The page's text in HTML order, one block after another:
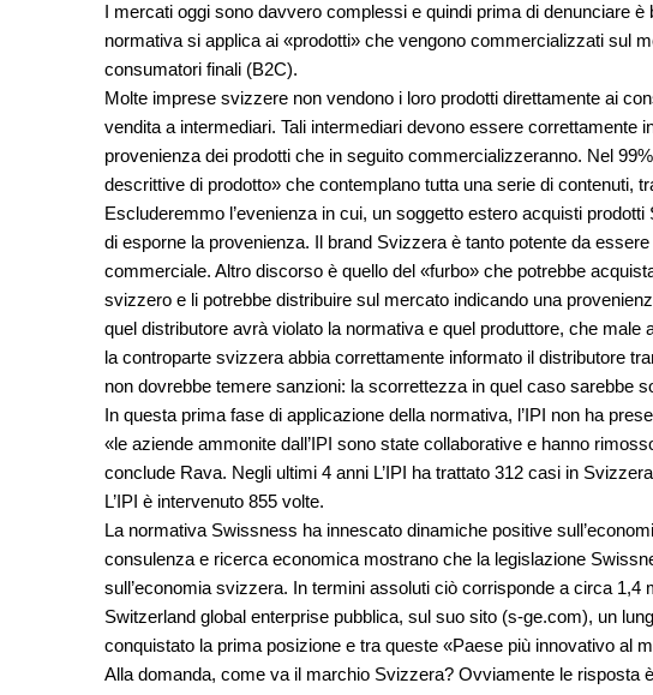
I mercati oggi sono davvero complessi e quindi prima di denunciare
normativa si applica ai «prodotti» che vengono commercializzati sul
consumatori finali (B2C).
Molte imprese svizzere non vendono i loro prodotti direttamente ai
vendita a intermediari. Tali intermediari devono essere correttamente
provenienza dei prodotti che in seguito commercializzeranno. Nel
descrittive di prodotto» che contemplano tutta una serie di contenuti,
Escluderemmo l’evenienza in cui, un soggetto estero acquisti
di esporne la provenienza. Il brand Svizzera è tanto potente da
commerciale. Altro discorso è quello del «furbo» che potrebbe
svizzero e li potrebbe distribuire sul mercato indicando una
quel distributore avrà violato la normativa e quel produttore, che
la controparte svizzera abbia correttamente informato il distributore
non dovrebbe temere sanzioni: la scorrettezza in quel caso sarebbe
In questa prima fase di applicazione della normativa, l’IPI non ha
«le aziende ammonite dall’IPI sono state collaborative e hanno
conclude Rava. Negli ultimi 4 anni L’IPI ha trattato 312 casi in
L’IPI è intervenuto 855 volte.
La normativa Swissness ha innescato dinamiche positive
consulenza e ricerca economica mostrano che la legislazione
sull’economia svizzera. In termini assoluti ciò corrisponde a circa 1,4
Switzerland global enterprise pubblica, sul suo sito (s-ge.com), un
conquistato la prima posizione e tra queste «Paese più innovativo al
Alla domanda, come va il marchio Svizzera? Ovviamente le risposta